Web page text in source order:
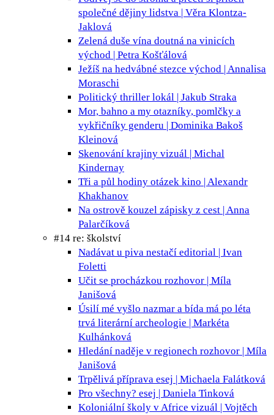
společné dějiny lidstva | Věra Klontza-
Jaklová
Zelená duše vína doutná na vinicích
východ | Petra Košťálová
Ježíš na hedvábné stezce východ | Annalisa
Moraschi
Politický thriller lokál | Jakub Straka
Mor, bahno a my otazníky, pomlčky a
vykřičníky genderu | Dominika Bakoš
Kleinová
Skenování krajiny vizuál | Michal
Kindernay
Tři a půl hodiny otázek kino | Alexandr
Khakhanov
Na ostrově kouzel zápisky z cest | Anna
Palarčíková
#14 re: školství
Nadávat u piva nestačí editorial | Ivan
Foletti
Učit se procházkou rozhovor | Míla
Janišová
Úsilí mé vyšlo nazmar a bída má po léta
trvá literární archeologie | Markéta
Kulhánková
Hledání naděje v regionech rozhovor | Míla
Janišová
Trpělivá příprava esej | Michaela Falátková
Pro všechny? esej | Daniela Tinková
Koloniální školy v Africe vizuál | Vojtěch